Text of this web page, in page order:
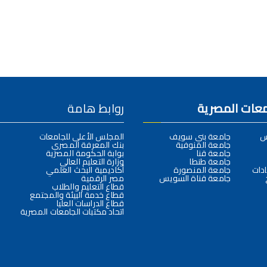
روابط هامة
المجلس الأعلى للجامعات
بنك المعرفة المصري
بوابة الحكومة المصرية
وزارة التعليم العالي
أكاديمية البحث العلمي
مصر الرقمية
قطاع التعليم والطلاب
قطاع خدمة البيئة والمجتمع
قطاع الدراسات العليا
اتحاد مكتبات الجامعات المصرية
المصرية
جامعة بني سويف
جامعة المنوفية
جامعة قنا
جامعة طنطا
جامعة المنصورة
جامعة قناة السويس